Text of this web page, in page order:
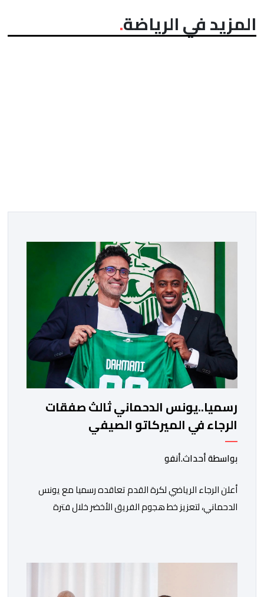
المزيد في الرياضة
رسميا..يونس الدحماني ثالث صفقات
الرجاء في الميركاتو الصيفي
بواسطة أحداث.أنفو
أعلن الرجاء الرياضي لكرة القدم تعاقده رسميا مع يونس
الدحماني، لتعزيز خط هجوم الفريق الأخضر خلال فترة
الطاقم التقني للرجاء لتقديم الإضافة المرجوة في
أداء لافت قدمه اللاعب برفقة اتحاد […]